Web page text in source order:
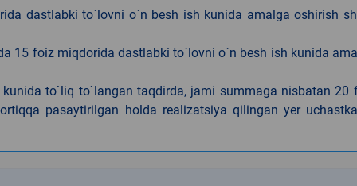
dastlabki to`lovni o`n besh ish kunida amalga oshirish
15 foiz miqdorida dastlabki to`lovni o`n besh ish kunida
to`liq to`langan taqdirda, jami summaga nisbatan 20
pasaytirilgan holda realizatsiya qilingan yer